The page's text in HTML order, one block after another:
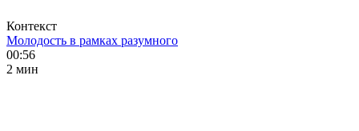
Контекст
Молодость в рамках разумного
00:56
2 мин